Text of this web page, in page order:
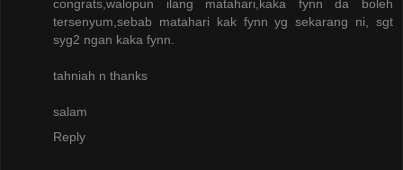
congrats,walopun ilang matahari,kaka fynn da boleh
tersenyum,sebab matahari kak fynn yg sekarang ni, sgt
syg2 ngan kaka fynn.
tahniah n thanks
salam
Reply